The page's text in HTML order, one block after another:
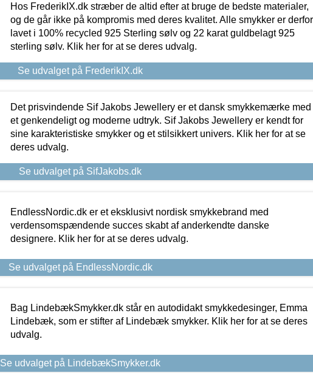
Hos FrederikIX.dk stræber de altid efter at bruge de bedste materialer,
og de går ikke på kompromis med deres kvalitet. Alle smykker er derfor
lavet i 100% recycled 925 Sterling sølv og 22 karat guldbelagt 925
sterling sølv. Klik her for at se deres udvalg.
Se udvalget på FrederikIX.dk
Det prisvindende Sif Jakobs Jewellery er et dansk smykkemærke med
et genkendeligt og moderne udtryk. Sif Jakobs Jewellery er kendt for
sine karakteristiske smykker og et stilsikkert univers. Klik her for at se
deres udvalg.
Se udvalget på SifJakobs.dk
EndlessNordic.dk er et eksklusivt nordisk smykkebrand med
verdensomspændende succes skabt af anderkendte danske
designere. Klik her for at se deres udvalg.
Se udvalget på EndlessNordic.dk
Bag LindebækSmykker.dk står en autodidakt smykkedesinger, Emma
Lindebæk, som er stifter af Lindebæk smykker. Klik her for at se deres
udvalg.
Se udvalget på LindebækSmykker.dk